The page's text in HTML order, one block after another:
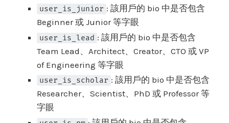
user_is_junior : 該用戶的 bio 中是否包含
Beginner 或 Junior 等字眼
user_is_lead : 該用戶的 bio 中是否包含
Team Lead、Architect、Creator、CTO 或 VP
of Engineering 等字眼
user_is_scholar : 該用戶的 bio 中是否包含
Researcher、Scientist、PhD 或 Professor 等
字眼